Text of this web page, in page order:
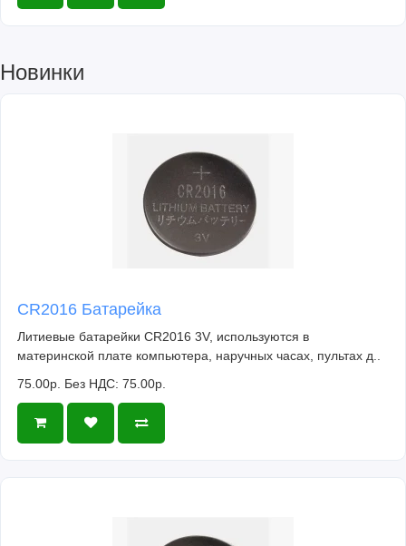
Новинки
CR2016 Батарейка
Литиевые батарейки CR2016 3V, используются в
материнской плате компьютера, наручных часах, пультах д..
75.00р. Без НДС: 75.00р.